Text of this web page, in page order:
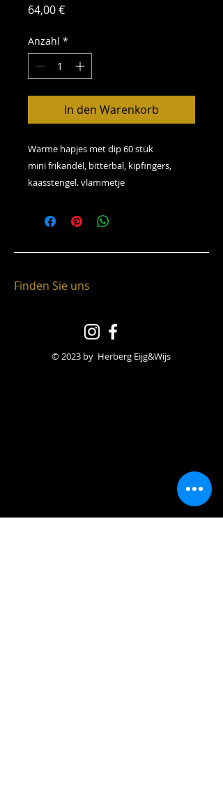
64,00 €Preis
Anzahl *
In den Warenkorb
Warme hapjes met dip 60 stuk
mini frikandel, bitterbal, kipfingers,
kaasstengel. vlammetje
Finden Sie uns
© 2023 by Herberg Eijg&Wijs